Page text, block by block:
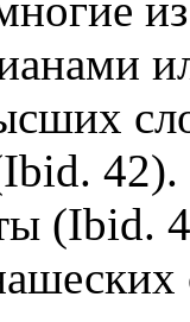
(Ibid.